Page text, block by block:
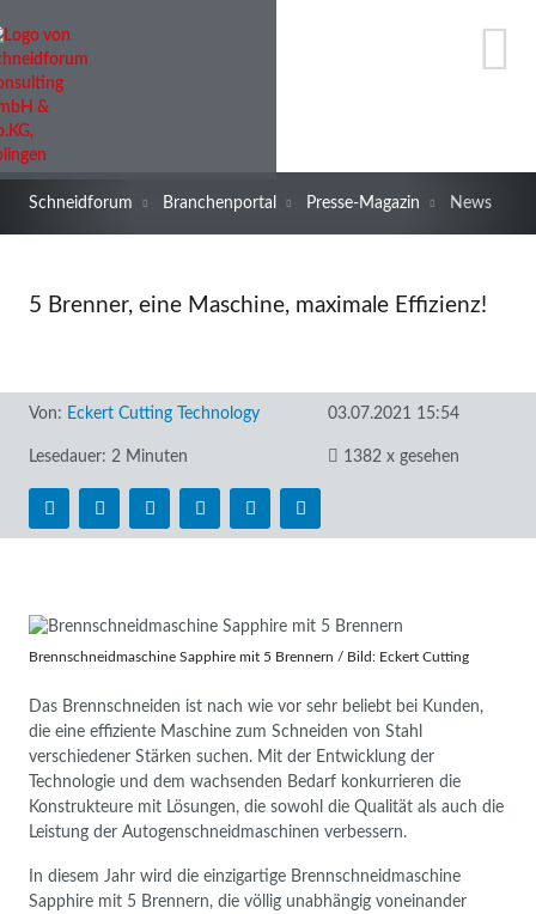
Schneidforum Branchenportal Presse-Magazin News
5 Brenner, eine Maschine, maximale Effizienz!
Von: Eckert Cutting Technology 03.07.2021 15:54
Lesedauer: 2 Minuten 1382 x gesehen
Brennschneidmaschine Sapphire mit 5 Brennern / Bild: Eckert Cutting
Das Brennschneiden ist nach wie vor sehr beliebt bei Kunden,
die eine effiziente Maschine zum Schneiden von Stahl
verschiedener Stärken suchen. Mit der Entwicklung der
Technologie und dem wachsenden Bedarf konkurrieren die
Konstrukteure mit Lösungen, die sowohl die Qualität als auch die
Leistung der Autogenschneidmaschinen verbessern.
In diesem Jahr wird die einzigartige Brennschneidmaschine
Sapphire mit 5 Brennern, die völlig unabhängig voneinander